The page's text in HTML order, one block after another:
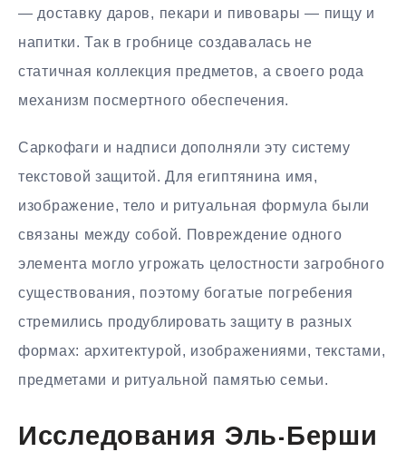
— доставку даров, пекари и пивовары — пищу и
напитки. Так в гробнице создавалась не
статичная коллекция предметов, а своего рода
механизм посмертного обеспечения.
Саркофаги и надписи дополняли эту систему
текстовой защитой. Для египтянина имя,
изображение, тело и ритуальная формула были
связаны между собой. Повреждение одного
элемента могло угрожать целостности загробного
существования, поэтому богатые погребения
стремились продублировать защиту в разных
формах: архитектурой, изображениями, текстами,
предметами и ритуальной памятью семьи.
Исследования Эль-Берши